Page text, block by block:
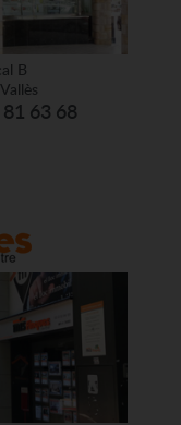
B
63 68